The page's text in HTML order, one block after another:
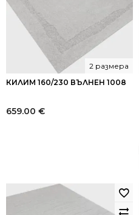
КИЛИМ 160/230 ВЪЛНЕН 1008
2 размера
659.00 €